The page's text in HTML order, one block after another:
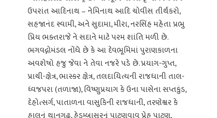
ઉપરાંત આદિનાથ – નેમિનાથ આદિ ચોવીસ તીર્થંકરો,
સહજાનંદ સ્વામી, અને સુદામા, મીરા, નરસિંહ મહેતા પ્રભુ
પ્રિય ભક્તરાજે ને સદાને માટે પરમ શાંતિ મળી છે.
ભગવદ્ગોમંડલ નોંધે છે કે આ દેવભૂમિમાં પુરાણકાળના
અવશેષો હજુ જેવા ને તેવા નજરે પડે છે. પ્રયાગ-ગુપ્ત,
પ્રાચી-ક્ષેત્ર, ભાસ્કર ક્ષેત્ર, તલદાયિત્યની રાજધાની તાલ-
ધ્વજપરા (તળાજા), વિષ્ણુપ્રયાગ કે ઉના પાસેના સપ્તકુંડ,
દેહોત્સર્ગ, પાતાળના વાસુકિની રાજધાની, તરણેશ્વર કે